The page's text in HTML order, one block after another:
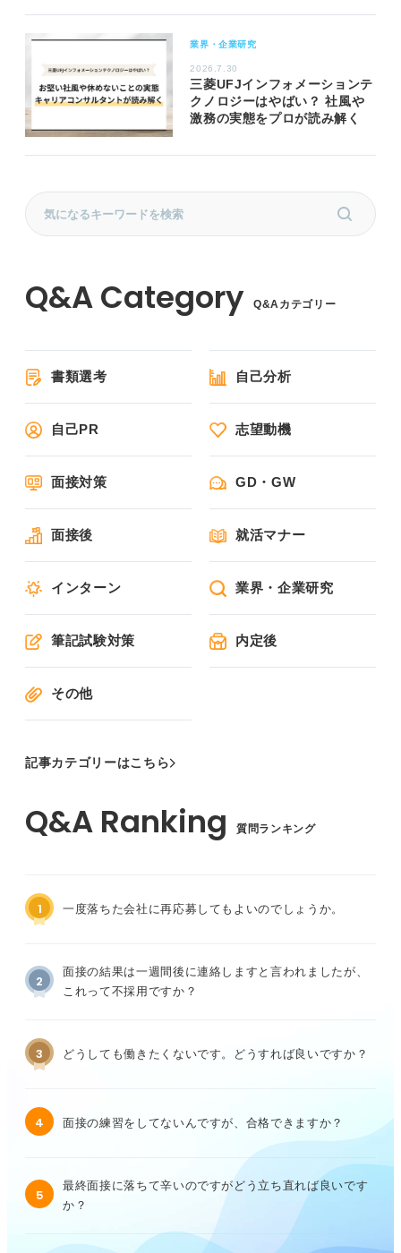
業界・企業研究
2026.7.30
三菱UFJインフォメーションテ
クノロジーはやばい？ 社風や
激務の実態をプロが読み解く
Q&Aカテゴリー
書類選考 自己分析
自己PR 志望動機
面接対策 GD・GW
面接後 就活マナー
インターン 業界・企業研究
筆記試験対策 内定後
その他
記事カテゴリーはこちら
質問ランキング
1 一度落ちた会社に再応募してもよいのでしょうか。
2
面接の結果は一週間後に連絡しますと言われましたが、
これって不採用ですか？
3 どうしても働きたくないです。どうすれば良いですか？
4 面接の練習をしてないんですが、合格できますか？
5
最終面接に落ちて辛いのですがどう立ち直れば良いです
か？